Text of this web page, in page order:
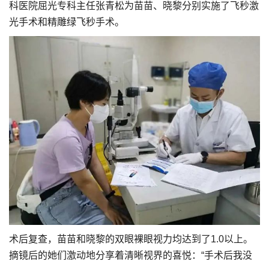
科医院屈光专科主任张青松为苗苗、晓黎分别实施了飞秒激
光手术和精雕绿飞秒手术。
术后复查，苗苗和晓黎的双眼裸眼视力均达到了1.0以上。
摘镜后的她们激动地分享着清晰视界的喜悦：“手术后我没